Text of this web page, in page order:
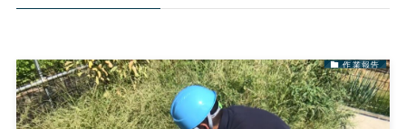
作業報告